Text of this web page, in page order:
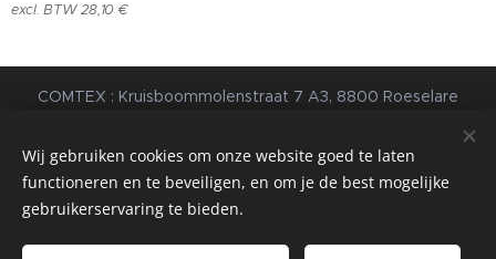
excl. BTW 28,10 €
COMTEX : Kruisboommolenstraat 7 A3, 8800 Roeselare
Voorwaarden| Privacybeleid
webdesign estart.be
Cookies
Wij gebruiken cookies om onze website goed te laten
functioneren en te beveiligen, en om je de best mogelijke
gebruikerservaring te bieden.